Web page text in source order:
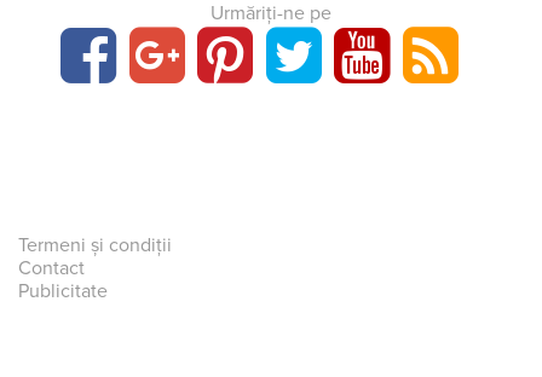
Urmăriți-ne pe
Termeni și condiții
Contact
Publicitate